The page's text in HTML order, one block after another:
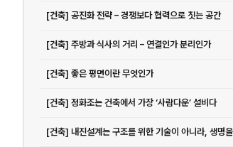
[건축] 공진화 전략 – 경쟁보다 협력으로 짓는 공간
[건축] 주방과 식사의 거리 – 연결인가 분리인가
[건축] 좋은 평면이란 무엇인가
[건축] 정화조는 건축에서 가장 ‘사람다운’ 설비다
[건축] 내진설계는 구조를 위한 기술이 아니라, 생명